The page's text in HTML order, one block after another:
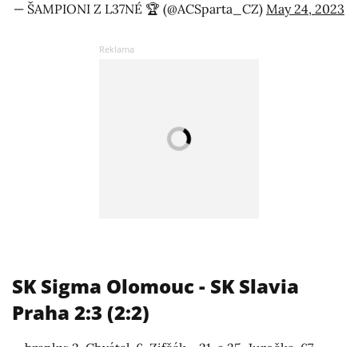
— ŠAMPIONI Z L37NÉ 🏆 (@ACSparta_CZ) May 24, 2023
SK Sigma Olomouc - SK Slavia
Praha 2:3 (2:2)